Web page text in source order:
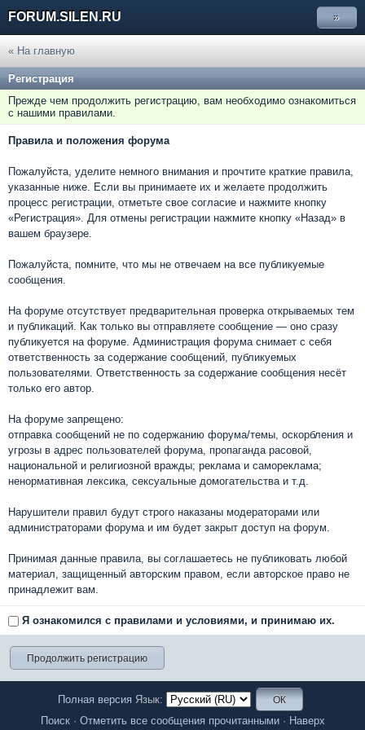
FORUM.SILEN.RU »
« На главную
Регистрация
Прежде чем продолжить регистрацию, вам необходимо ознакомиться
с нашими правилами.
Правила и положения форума
Пожалуйста, уделите немного внимания и прочтите краткие правила,
указанные ниже. Если вы принимаете их и желаете продолжить
процесс регистрации, отметьте свое согласие и нажмите кнопку
«Регистрация». Для отмены регистрации нажмите кнопку «Назад» в
вашем браузере.
Пожалуйста, помните, что мы не отвечаем на все публикуемые
сообщения.
На форуме отсутствует предварительная проверка открываемых тем
и публикаций. Как только вы отправляете сообщение — оно сразу
публикуется на форуме. Администрация форума снимает с себя
ответственность за содержание сообщений, публикуемых
пользователями. Ответственность за содержание сообщения несёт
только его автор.
На форуме запрещено:
отправка сообщений не по содержанию форума/темы, оскорбления и
угрозы в адрес пользователей форума, пропаганда расовой,
национальной и религиозной вражды; реклама и самореклама;
ненормативная лексика, сексуальные домогательства и т.д.
Нарушители правил будут строго наказаны модераторами или
администраторами форума и им будет закрыт доступ на форум.
Принимая данные правила, вы соглашаетесь не публиковать любой
материал, защищенный авторским правом, если авторское право не
принадлежит вам.
Я ознакомился с правилами и условиями, и принимаю их.
Полная версия Язык:
Поиск· Отметить все сообщения прочитанными· Наверх